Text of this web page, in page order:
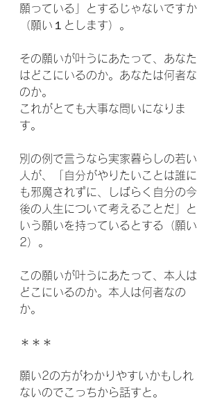
願っている」とするじゃないですか
（願い１とします）。
その願いが叶うにあたって、あなた
はどこにいるのか。あなたは何者な
のか。
これがとても大事な問いになりま
す。
別の例で言うなら実家暮らしの若い
人が、「自分がやりたいことは誰に
も邪魔されずに、しばらく自分の今
後の人生について考えることだ」と
いう願いを持っているとする（願い
2）。
この願いが叶うにあたって、本人は
どこにいるのか。本人は何者なの
か。
＊＊＊
願い2の方がわかりやすいかもしれ
ないのでこっちから話すと。